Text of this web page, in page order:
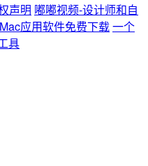
声明 嘟嘟视频-设计师和自
应用软件免费下载一个
具